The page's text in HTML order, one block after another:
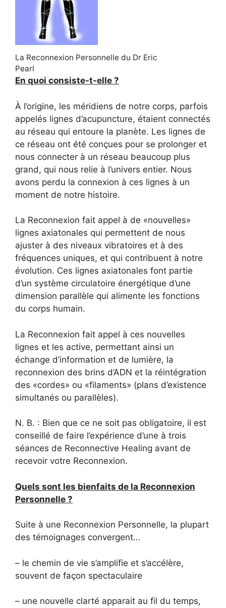
La Reconnexion Personnelle du Dr Eric
Pearl
En quoi consiste-t-elle ?
À l’origine, les méridiens de notre corps, parfois
appelés lignes d’acupuncture, étaient connectés
au réseau qui entoure la planète. Les lignes de
ce réseau ont été conçues pour se prolonger et
nous connecter à un réseau beaucoup plus
grand, qui nous relie à l’univers entier. Nous
avons perdu la connexion à ces lignes à un
moment de notre histoire.
La Reconnexion fait appel à de «nouvelles»
lignes axiatonales qui permettent de nous
ajuster à des niveaux vibratoires et à des
fréquences uniques, et qui contribuent à notre
évolution. Ces lignes axiatonales font partie
d’un système circulatoire énergétique d’une
dimension parallèle qui alimente les fonctions
du corps humain.
La Reconnexion fait appel à ces nouvelles
lignes et les active, permettant ainsi un
échange d’information et de lumière, la
reconnexion des brins d’ADN et la réintégration
des «cordes» ou «filaments» (plans d’existence
simultanés ou parallèles).
N. B. : Bien que ce ne soit pas obligatoire, il est
conseillé de faire l’expérience d’une à trois
séances de Reconnective Healing avant de
recevoir votre Reconnexion.
Quels sont les bienfaits de la Reconnexion
Personnelle ?
Suite à une Reconnexion Personnelle, la plupart
des témoignages convergent…
– le chemin de vie s’amplifie et s’accélère,
souvent de façon spectaculaire
– une nouvelle clarté apparait au fil du temps,